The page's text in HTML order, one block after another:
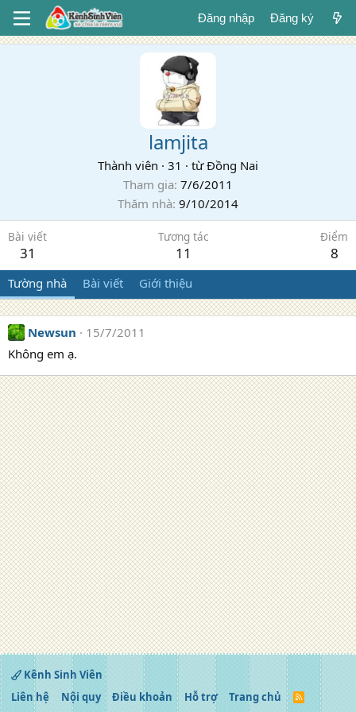
Đăng nhập Đăng ký
lamjita
Thành viên · 31 · từĐồng Nai
Tham gia 7/6/2011
Thăm nhà 9/10/2014
Bài viết
31
Tương tác
11
Điểm
8
Tường nhà Bài viết Giới thiệu
Newsun
15/7/2011
Không em ạ.
Kênh Sinh Viên
Liên hệ
Nội quy Điều khoản Hỗ trợ Trang chủ
R